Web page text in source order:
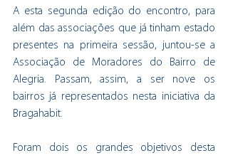
A esta segunda edição do encontro, para
além das associações que já tinham estado
presentes na primeira sessão, juntou-se a
Associação de Moradores do Bairro de
Alegria. Passam, assim, a ser nove os
bairros já representados nesta iniciativa da
Bragahabit.
Foram dois os grandes objetivos desta